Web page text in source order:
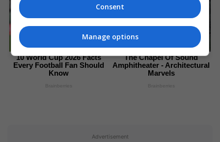
10 World Cup 2026 Facts
Every Football Fan Should
Know
Brainberries
The Chapel Of Sound
Amphitheater - Architectural
Marvels
Brainberries
Advertisement
Consent
Manage options